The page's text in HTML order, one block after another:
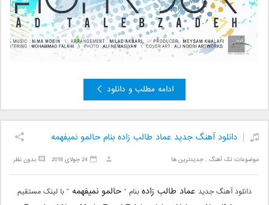
ادامه مطلب و دانلود
دانلود آهنگ جدید عماد طالب زاده بنام حالمو نمیفهمه
موضوعات:تک آهنگ ,جدیدترین ها بدون نظر 24 جولای 2018
دانلود آهنگ جدید عماد طالب زادهبنام “ حالمو نمیفهمه ” با لینک مستقیم